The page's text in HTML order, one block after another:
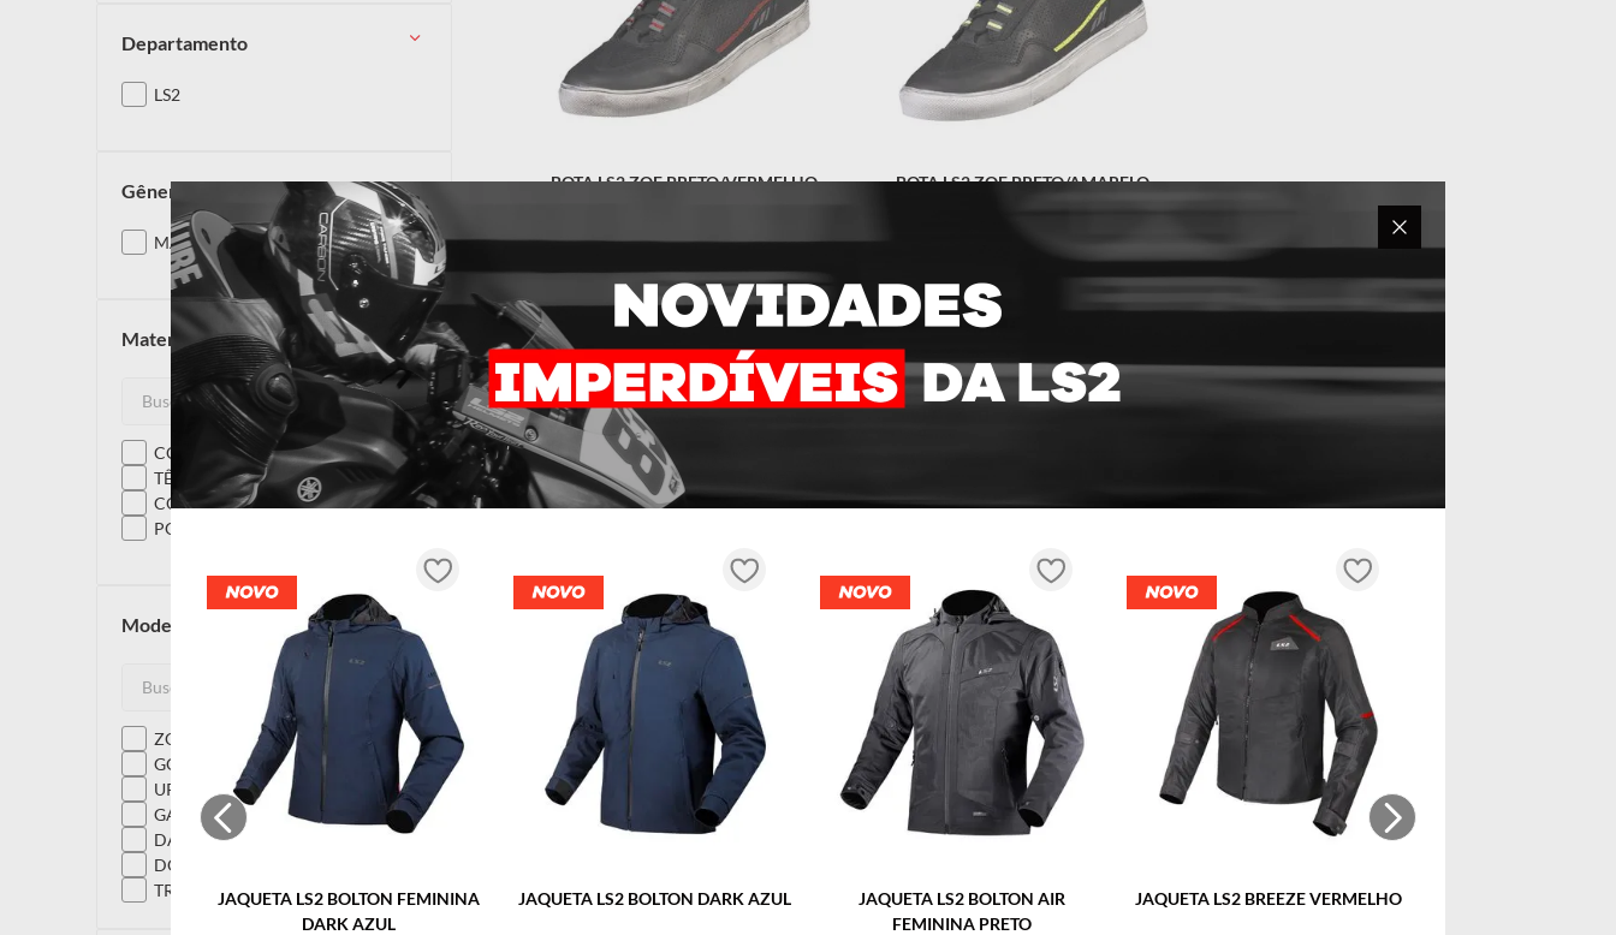
JAQUETA LS2 BOLTON FEMININA
DARK AZUL
JAQUETA LS2 BOLTON DARK AZUL
JAQUETA LS2 BOLTON AIR
FEMININA PRETO
JAQUETA LS2 BREEZE VERMELHO
departamento
LS2
gênero
MASCULINO
material
COURO
TÊXTIL
CORDURA
POLIÉSTER
modelos
ZOE
GOBY
URANO
GARRA
DARDO
DOWNTOWN
TREKKER
BOTA LS2 ZOE PRETO/VERMELHO
INDISPONÍVEL
BOTA LS2 ZOE PRETO/AMARELO
INDISPONÍVEL